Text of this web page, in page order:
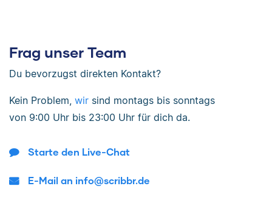
Frag unser Team
Du bevorzugst direkten Kontakt?
Kein Problem, wir sind montags bis sonntags
von 9:00 Uhr bis 23:00 Uhr für dich da.
Starte den Live-Chat
E-Mail an info@scribbr.de